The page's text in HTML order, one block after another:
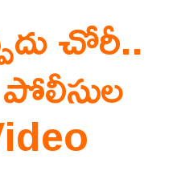
చోరీ..
పోలీసుల